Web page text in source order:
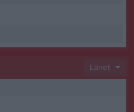
Länet